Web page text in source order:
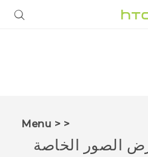
< < Menu
الصور الخاصة